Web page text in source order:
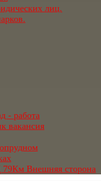
лиц.
- работа
вакансия
Внешняя сторона